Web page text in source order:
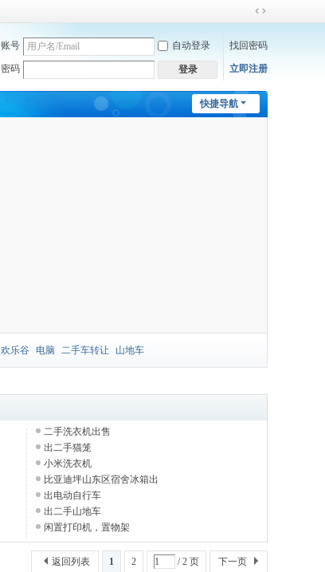
切
换
到
宽
账号 自动登录 找回密码
密码 登录 立即注册
快捷导航
欢乐谷 电脑 二手车转让 山地车
二手洗衣机出售
出二手猫笼
小米洗衣机
比亚迪坪山东区宿舍冰箱出
出电动自行车
出二手山地车
闲置打印机，置物架
1 2 / 2 页 下一页
返回列表